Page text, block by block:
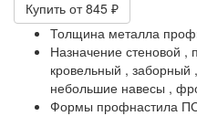
Купить от 845 ₽
Толщина металла
Назначение стеновой ,
кровельный , заборный ,
небольшие навесы ,
Формы профнастила